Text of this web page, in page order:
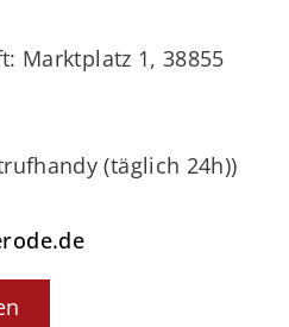
Marktplatz 1, 38855
(täglich 24h))